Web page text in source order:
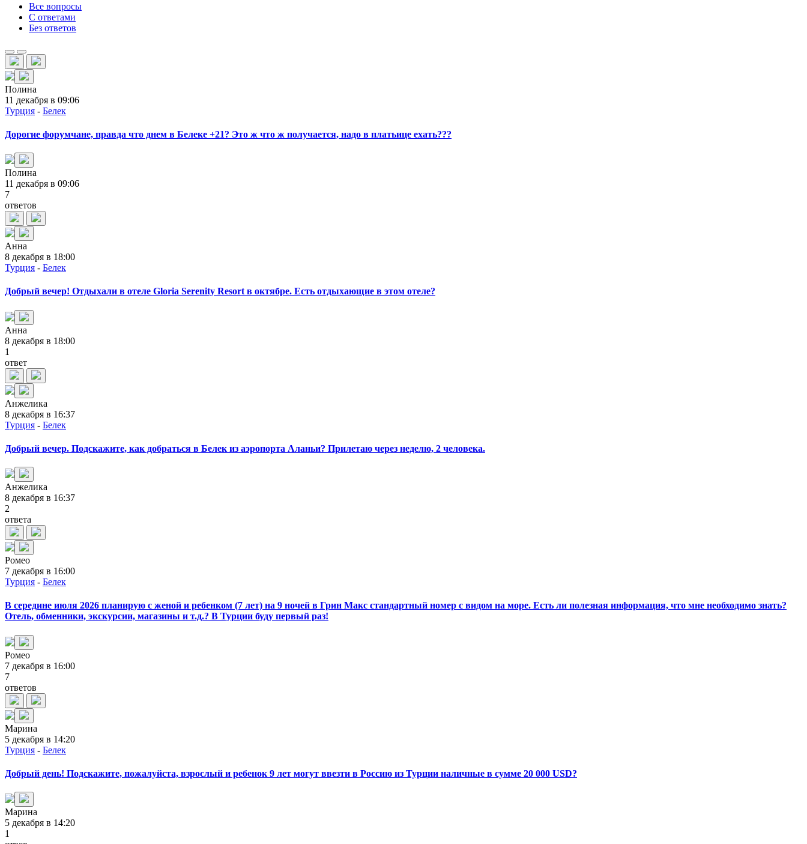
Все вопросы
С ответами
Без ответов
Полина
11 декабря в 09:06
Турция - Белек
Дорогие форумчане, правда что днем в Белеке +21? Это ж что ж получается, надо в платьице ехать???
Полина
11 декабря в 09:06
7
ответов
Анна
8 декабря в 18:00
Турция - Белек
Добрый вечер! Отдыхали в отеле Gloria Serenity Resort в октябре. Есть отдыхающие в этом отеле?
Анна
8 декабря в 18:00
1
ответ
Анжелика
8 декабря в 16:37
Турция - Белек
Добрый вечер. Подскажите, как добраться в Белек из аэропорта Аланьи? Прилетаю через неделю, 2 человека.
Анжелика
8 декабря в 16:37
2
ответа
Ромео
7 декабря в 16:00
Турция - Белек
В середине июля 2026 планирую с женой и ребенком (7 лет) на 9 ночей в Грин Макс стандартный номер с видом на море. Есть ли полезная информация, что мне необходимо знать?
Отель, обменники, экскурсии, магазины и т.д.? В Турции буду первый раз!
Ромео
7 декабря в 16:00
7
ответов
Марина
5 декабря в 14:20
Турция - Белек
Добрый день! Подскажите, пожалуйста, взрослый и ребенок 9 лет могут ввезти в Россию из Турции наличные в сумме 20 000 USD?
Марина
5 декабря в 14:20
1